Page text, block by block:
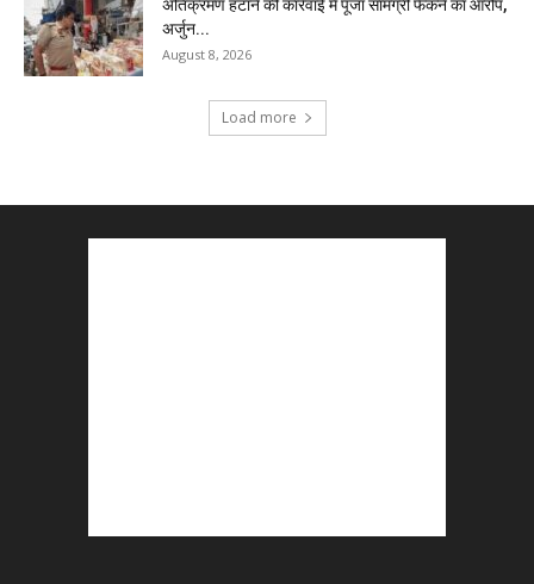
अतिक्रमण हटाने की कार्रवाई में पूजा सामग्री फेंकने का आरोप,
अर्जुन...
August 8, 2026
Load more